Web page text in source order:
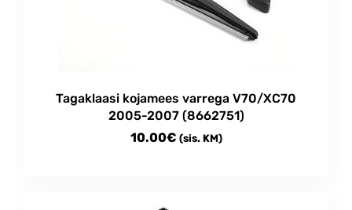
Tagaklaasi kojamees varrega V70/XC70
2005-2007 (8662751)
10.00€ (sis. KM)